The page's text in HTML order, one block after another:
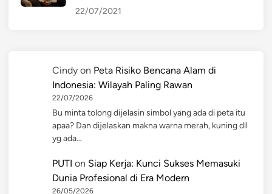
22/07/2021
Cindy on Peta Risiko Bencana Alam di
Indonesia: Wilayah Paling Rawan
22/07/2026
Bu minta tolong dijelasin simbol yang ada di peta itu
apaa? Dan dijelaskan makna warna merah, kuning dll
yg ada…
PUTI on Siap Kerja: Kunci Sukses Memasuki
Dunia Profesional di Era Modern
26/05/2026